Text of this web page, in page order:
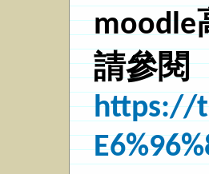
moodle
請參閱
https://